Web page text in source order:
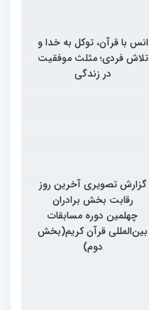
انس با قرآن، توکل به خدا و
تلاش فردی؛ مثلث موفقیت
در زندگی
گزارش تصویری آخرین روز
رقابت بخش برادران
چهلمین دوره مسابقات
بین‌المللی قرآن کریم(بخش
دوم)